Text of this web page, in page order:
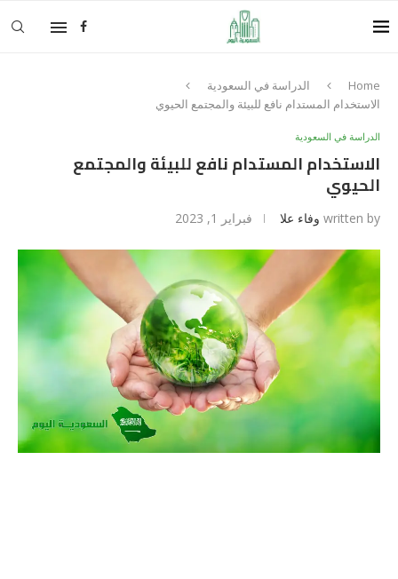
Home
الدراسة في السعودية
الاستخدام المستدام نافع للبيئة والمجتمع الحيوي
الدراسة في السعودية
الاستخدام المستدام نافع للبيئة والمجتمع
الحيوي
written by وفاء علا فبراير 1, 2023